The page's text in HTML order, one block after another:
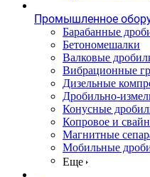
Промышленное
Барабанные
Бетономешалки
Валковые
Вибрационные
Дизельные
Дробильно-
Конусные
Копровое и
Магнитные
Мобильные
Еще